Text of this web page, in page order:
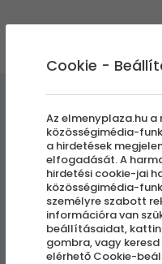
Kulcstartó
Cookie -
Az elmenyplaza.hu
közösségimédia-
a hirdetések
elfogadását. A
hirdetési cookie-jai
közösségimédia-
személyre szabott
információra van
beállításaidat,
gombra, vagy
elérhető Cookie-